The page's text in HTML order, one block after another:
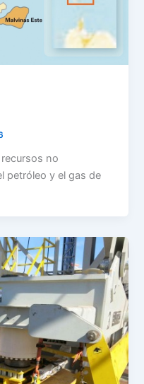
no
petróleo y el gas de